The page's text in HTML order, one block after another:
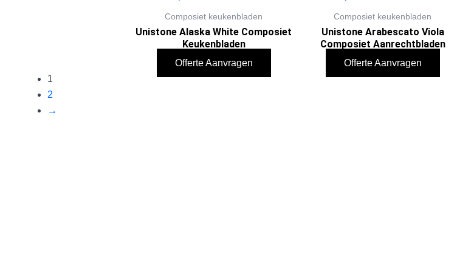
Composiet keukenbladen
Unistone Alaska White Composiet
Keukenbladen
Offerte Aanvragen
Composiet keukenbladen
Unistone Arabescato Viola
Composiet Aanrechtbladen
Offerte Aanvragen
1
2
→